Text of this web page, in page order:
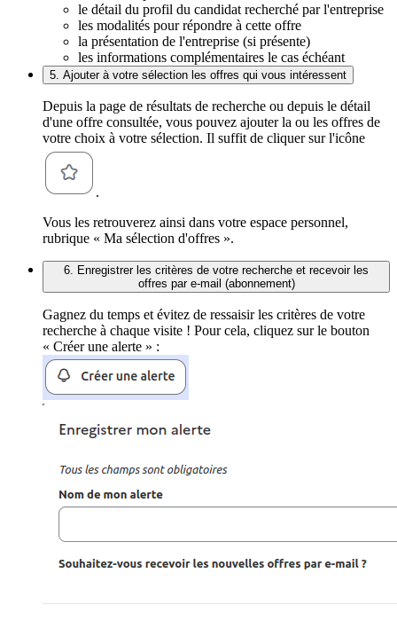
le détail du profil du candidat recherché par l'entreprise
les modalités pour répondre à cette offre
la présentation de l'entreprise (si présente)
les informations complémentaires le cas échéant
5. Ajouter à votre sélection les offres qui vous intéressent
Depuis la page de résultats de recherche ou depuis le détail
d'une offre consultée, vous pouvez ajouter la ou les offres de
votre choix à votre sélection. Il suffit de cliquer sur l'icône
.
Vous les retrouverez ainsi dans votre espace personnel,
rubrique « Ma sélection d'offres ».
6. Enregistrer les critères de votre recherche et recevoir les
offres par e-mail (abonnement)
Gagnez du temps et évitez de ressaisir les critères de votre
recherche à chaque visite ! Pour cela, cliquez sur le bouton
« Créer une alerte » :